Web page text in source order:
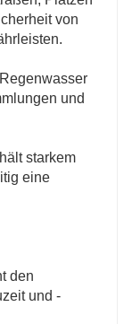
von
und
starkem
eine
den
und -